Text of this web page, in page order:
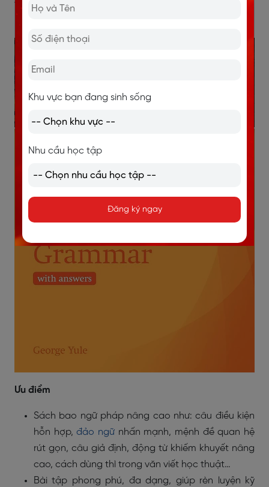
viên đặt mục tiêu IELTS 7.0+, nơi độ chính xác và tính
Ưu điểm
Sách bao ngữ pháp nâng cao như: câu điều kiện
hỗn hợp,đảo ngữ nhấn mạnh, mệnh đề quan hệ
rút gọn, câu giả định, động từ khiếm khuyết nâng
cao, cách dùng thì trong văn viết học thuật…
Bài tập phong phú, đa dạng, giúp rèn luyện kỹ
Khu vực bạn đang sinh sống
Nhu cầu học tập
Đăng ký ngay